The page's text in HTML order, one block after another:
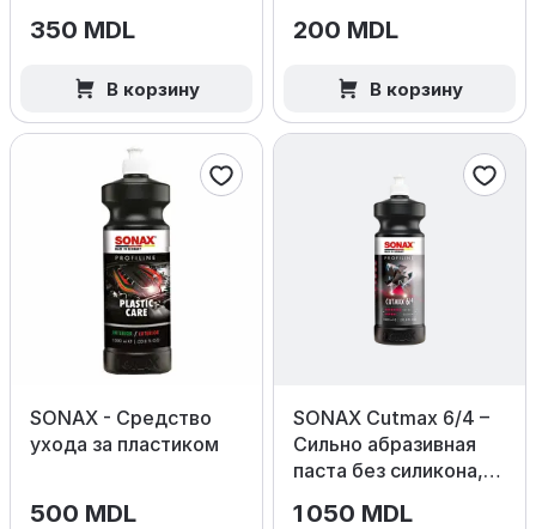
350 MDL
В корзину
200 MDL
В корзину
SONAX - Средство
ухода за пластиком
500 MDL
SONAX Cutmax 6/4 –
Сильно абразивная
паста без силикона,
1 050 MDL